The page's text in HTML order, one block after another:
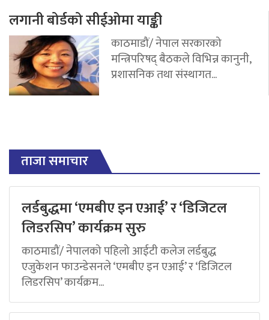
लगानी बोर्डको सीईओमा याङ्की
काठमाडौं/ नेपाल सरकारको
मन्त्रिपरिषद् बैठकले विभिन्न कानुनी,
प्रशासनिक तथा संस्थागत...
ताजा समाचार
लर्डबुद्धमा ‘एमबीए इन एआई’ र ‘डिजिटल
लिडरसिप’ कार्यक्रम सुरु
काठमाडौं/ नेपालको पहिलो आईटी कलेज लर्डबुद्ध
एजुकेशन फाउन्डेसनले ‘एमबीए इन एआई’ र ‘डिजिटल
लिडरसिप’ कार्यक्रम...